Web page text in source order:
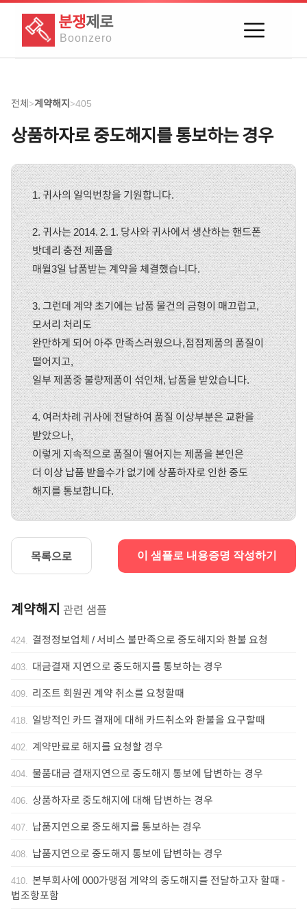
분쟁제로
Boonzero
전체>계약해지>405
상품하자로 중도해지를 통보하는 경우
1. 귀사의 일익번창을 기원합니다.
2. 귀사는 2014. 2. 1. 당사와 귀사에서 생산하는 핸드폰
밧데리 충전 제품을
매월3일 납품받는 계약을 체결했습니다.
3. 그런데 계약 초기에는 납품 물건의 금형이 매끄럽고,
모서리 처리도
완만하게 되어 아주 만족스러웠으나,점점제품의 품질이
떨어지고,
일부 제품중 불량제품이 섞인채, 납품을 받았습니다.
4. 여러차례 귀사에 전달하여 품질 이상부분은 교환을
받았으나,
이렇게 지속적으로 품질이 떨어지는 제품을 본인은
더 이상 납품 받을수가 없기에 상품하자로 인한 중도
해지를 통보합니다.
목록으로 이 샘플로 내용증명 작성하기
계약해지 관련 샘플
424. 결정정보업체 / 서비스 불만족으로 중도해지와 환불 요청
403. 대금결재 지연으로 중도해지를 통보하는 경우
409. 리조트 회원권 계약 취소를 요청할때
418. 일방적인 카드 결재에 대해 카드취소와 환불을 요구할때
402. 계약만료로 해지를 요청할 경우
404. 물품대금 결재지연으로 중도해지 통보에 답변하는 경우
406. 상품하자로 중도해지에 대해 답변하는 경우
407. 납품지연으로 중도해지를 통보하는 경우
408. 납품지연으로 중도해지 통보에 답변하는 경우
410. 본부회사에 000가맹점 계약의 중도해지를 전달하고자 할때 -
법조항포함